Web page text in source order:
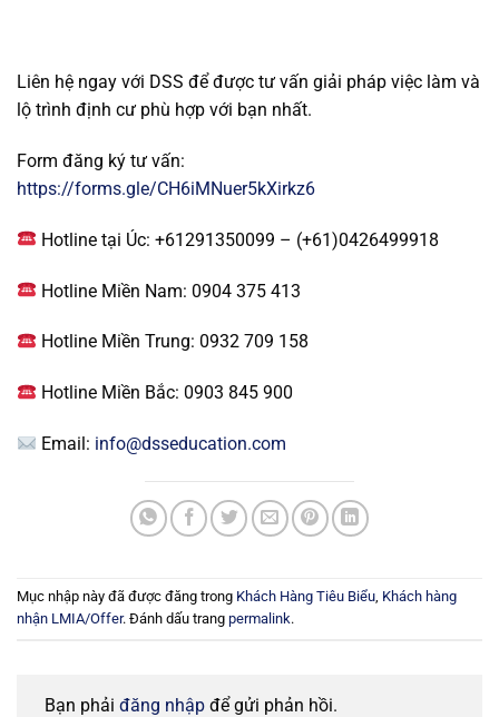
Liên hệ ngay với DSS để được tư vấn giải pháp việc làm và
lộ trình định cư phù hợp với bạn nhất.
Form đăng ký tư vấn:
https://forms.gle/CH6iMNuer5kXirkz6
Hotline tại Úc: +61291350099 – (+61)0426499918
Hotline Miền Nam: 0904 375 413
Hotline Miền Trung: 0932 709 158
Hotline Miền Bắc: 0903 845 900
Email: info@dsseducation.com
Mục nhập này đã được đăng trong Khách Hàng Tiêu Biểu, Khách hàng
nhận LMIA/Offer. Đánh dấu trang permalink.
Bạn phải đăng nhập để gửi phản hồi.